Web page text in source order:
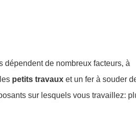
dépendent de nombreux facteurs, à
petits travaux et un fer à souder
sur lesquels vous travaillez: